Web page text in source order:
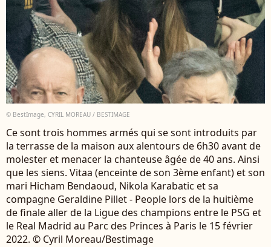
© BestImage, CYRIL MOREAU / BESTIMAGE
Ce sont trois hommes armés qui se sont introduits par
la terrasse de la maison aux alentours de 6h30 avant de
molester et menacer la chanteuse âgée de 40 ans. Ainsi
que les siens. Vitaa (enceinte de son 3ème enfant) et son
mari Hicham Bendaoud, Nikola Karabatic et sa
compagne Geraldine Pillet - People lors de la huitième
de finale aller de la Ligue des champions entre le PSG et
le Real Madrid au Parc des Princes à Paris le 15 février
2022. © Cyril Moreau/Bestimage